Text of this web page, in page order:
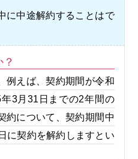
に中途解約することはで
例えば、契約期間が令和
3月31日までの2年間の
約について、契約期間中
に契約を解約しますとい